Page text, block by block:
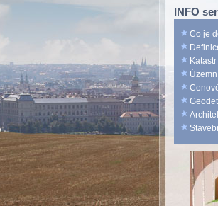
INFO
Co je